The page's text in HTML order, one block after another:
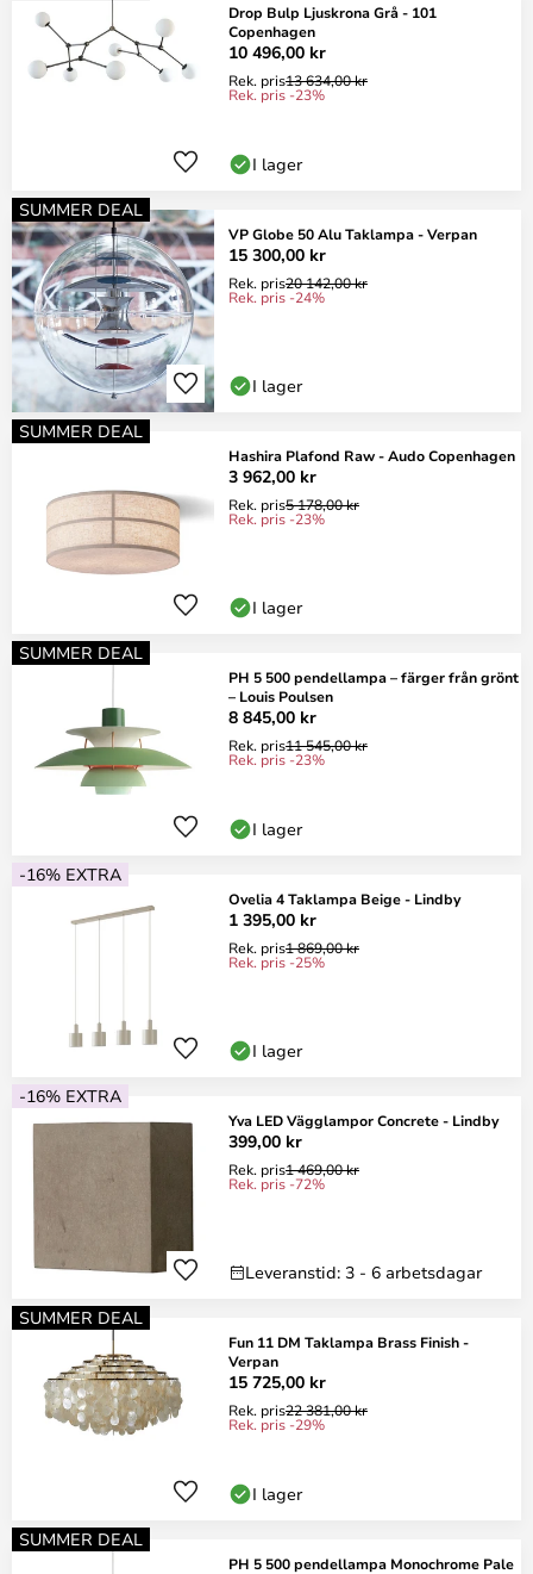
Drop Bulp Ljuskrona Grå - 101
Copenhagen
10 496,00 kr
Rek. pris13 634,00 kr
Rek. pris -23%
I lager
SUMMER DEAL
VP Globe 50 Alu Taklampa - Verpan
15 300,00 kr
Rek. pris20 142,00 kr
Rek. pris -24%
I lager
SUMMER DEAL
Hashira Plafond Raw - Audo Copenhagen
3 962,00 kr
Rek. pris5 178,00 kr
Rek. pris -23%
I lager
SUMMER DEAL
PH 5 500 pendellampa – färger från grönt
– Louis Poulsen
8 845,00 kr
Rek. pris11 545,00 kr
Rek. pris -23%
I lager
-16% EXTRA
Ovelia 4 Taklampa Beige - Lindby
1 395,00 kr
Rek. pris1 869,00 kr
Rek. pris -25%
I lager
-16% EXTRA
Yva LED Vägglampor Concrete - Lindby
399,00 kr
Rek. pris1 469,00 kr
Rek. pris -72%
Leveranstid: 3 - 6 arbetsdagar
SUMMER DEAL
Fun 11 DM Taklampa Brass Finish -
Verpan
15 725,00 kr
Rek. pris22 381,00 kr
Rek. pris -29%
I lager
SUMMER DEAL
PH 5 500 pendellampa Monochrome Pale